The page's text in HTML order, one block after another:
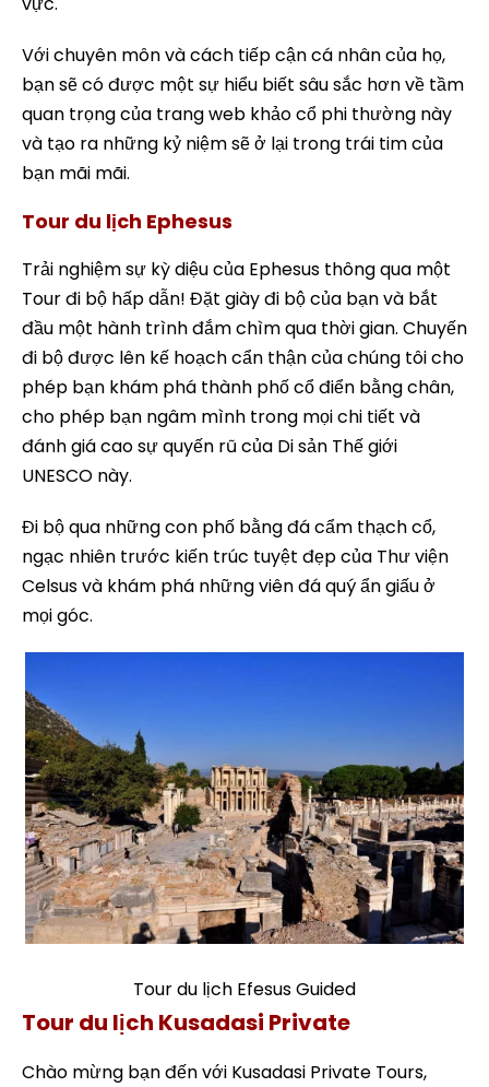
Với chuyên môn và cách tiếp cận cá nhân của họ,
bạn sẽ có được một sự hiểu biết sâu sắc hơn về tầm
quan trọng của trang web khảo cổ phi thường này
và tạo ra những kỷ niệm sẽ ở lại trong trái tim của
bạn mãi mãi.
Tour du lịch Ephesus
Trải nghiệm sự kỳ diệu của Ephesus thông qua một
Tour đi bộ hấp dẫn! Đặt giày đi bộ của bạn và bắt
đầu một hành trình đắm chìm qua thời gian. Chuyến
đi bộ được lên kế hoạch cẩn thận của chúng tôi cho
phép bạn khám phá thành phố cổ điển bằng chân,
cho phép bạn ngâm mình trong mọi chi tiết và
đánh giá cao sự quyến rũ của Di sản Thế giới
UNESCO này.
Đi bộ qua những con phố bằng đá cẩm thạch cổ,
ngạc nhiên trước kiến trúc tuyệt đẹp của Thư viện
Celsus và khám phá những viên đá quý ẩn giấu ở
mọi góc.
Tour du lịch Efesus Guided
Tour du lịch Kusadasi Private
Chào mừng bạn đến với Kusadasi Private Tours,